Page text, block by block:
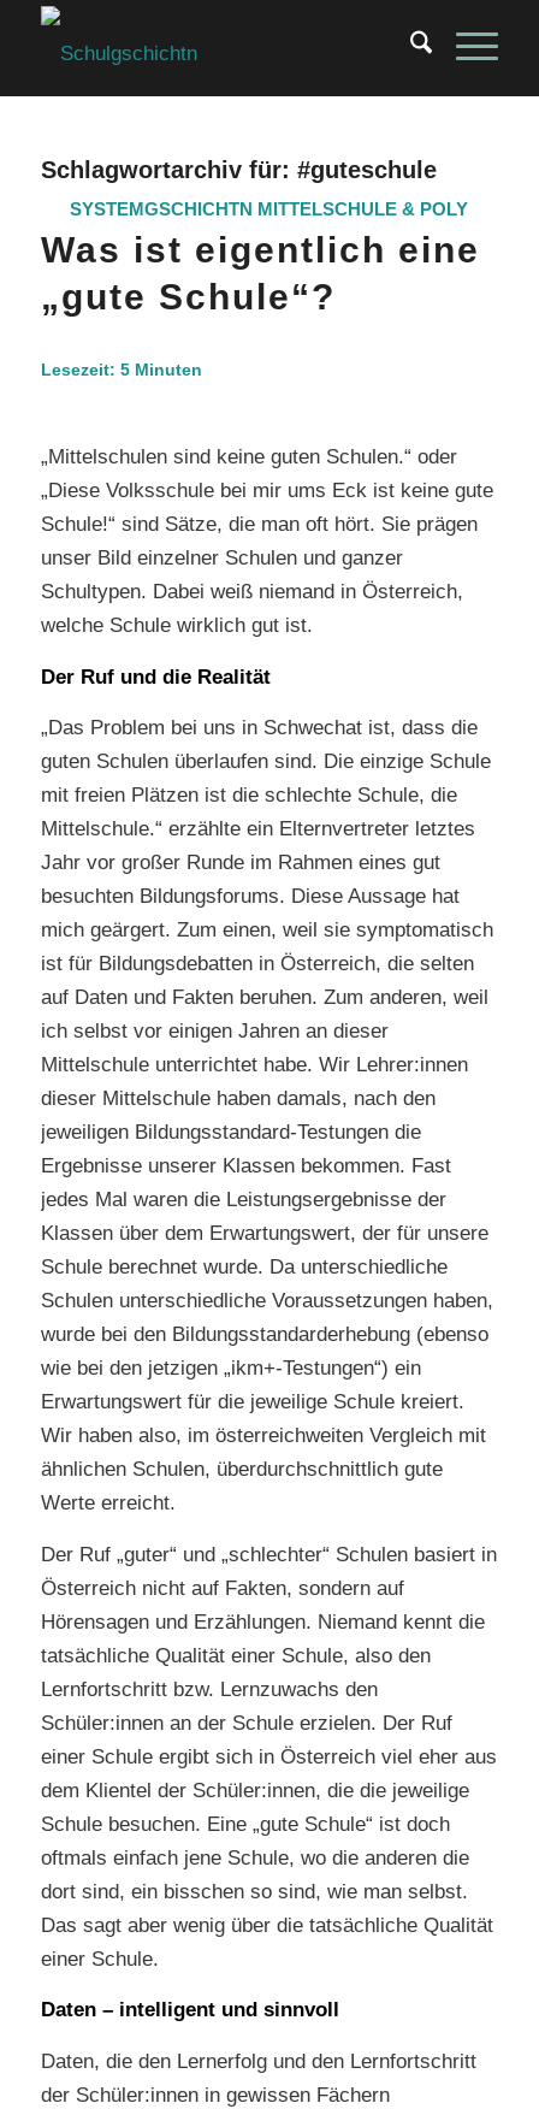
Schlagwortarchiv für: #guteschule
SYSTEMGSCHICHTN MITTELSCHULE & POLY
Was ist eigentlich eine
„gute Schule“?
Lesezeit: 5 Minuten
„Mittelschulen sind keine guten Schulen.“ oder
„Diese Volksschule bei mir ums Eck ist keine gute
Schule!“ sind Sätze, die man oft hört. Sie prägen
unser Bild einzelner Schulen und ganzer
Schultypen. Dabei weiß niemand in Österreich,
welche Schule wirklich gut ist.
Der Ruf und die Realität
„Das Problem bei uns in Schwechat ist, dass die
guten Schulen überlaufen sind. Die einzige Schule
mit freien Plätzen ist die schlechte Schule, die
Mittelschule.“ erzählte ein Elternvertreter letztes
Jahr vor großer Runde im Rahmen eines gut
besuchten Bildungsforums. Diese Aussage hat
mich geärgert. Zum einen, weil sie symptomatisch
ist für Bildungsdebatten in Österreich, die selten
auf Daten und Fakten beruhen. Zum anderen, weil
ich selbst vor einigen Jahren an dieser
Mittelschule unterrichtet habe. Wir Lehrer:innen
dieser Mittelschule haben damals, nach den
jeweiligen Bildungsstandard-Testungen die
Ergebnisse unserer Klassen bekommen. Fast
jedes Mal waren die Leistungsergebnisse der
Klassen über dem Erwartungswert, der für unsere
Schule berechnet wurde. Da unterschiedliche
Schulen unterschiedliche Voraussetzungen haben,
wurde bei den Bildungsstandarderhebung (ebenso
wie bei den jetzigen „ikm+-Testungen“) ein
Erwartungswert für die jeweilige Schule kreiert.
Wir haben also, im österreichweiten Vergleich mit
ähnlichen Schulen, überdurchschnittlich gute
Werte erreicht.
Der Ruf „guter“ und „schlechter“ Schulen basiert in
Österreich nicht auf Fakten, sondern auf
Hörensagen und Erzählungen. Niemand kennt die
tatsächliche Qualität einer Schule, also den
Lernfortschritt bzw. Lernzuwachs den
Schüler:innen an der Schule erzielen. Der Ruf
einer Schule ergibt sich in Österreich viel eher aus
dem Klientel der Schüler:innen, die die jeweilige
Schule besuchen. Eine „gute Schule“ ist doch
oftmals einfach jene Schule, wo die anderen die
dort sind, ein bisschen so sind, wie man selbst.
Das sagt aber wenig über die tatsächliche Qualität
einer Schule.
Daten – intelligent und sinnvoll
Daten, die den Lernerfolg und den Lernfortschritt
der Schüler:innen in gewissen Fächern